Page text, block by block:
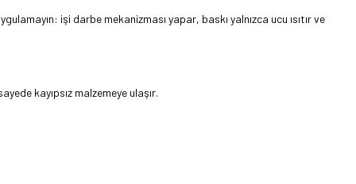
işi darbe mekanizması yapar, baskı yalnızca ucu ısıtır ve
kayıpsız malzemeye ulaşır.